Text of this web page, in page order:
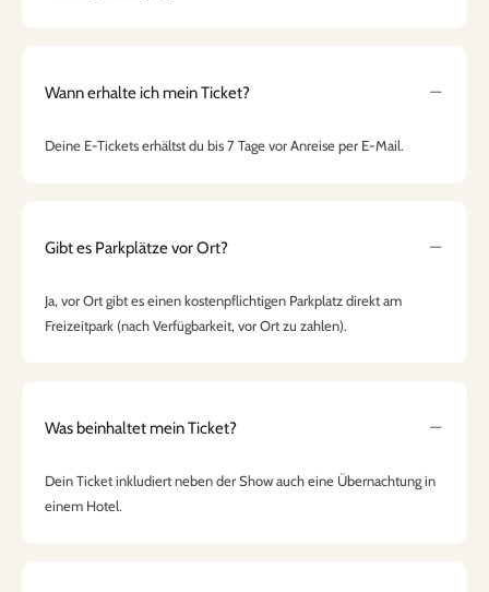
Wann erhalte ich mein Ticket?
Deine E-Tickets erhältst du bis 7 Tage vor Anreise per E-Mail.
Gibt es Parkplätze vor Ort?
Ja, vor Ort gibt es einen kostenpflichtigen Parkplatz direkt am
Freizeitpark (nach Verfügbarkeit, vor Ort zu zahlen).
Was beinhaltet mein Ticket?
Dein Ticket inkludiert neben der Show auch eine Übernachtung in
einem Hotel.